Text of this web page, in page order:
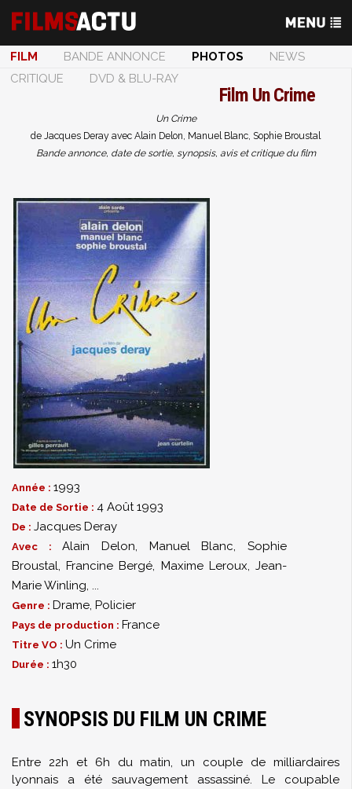
FILM BANDE ANNONCE PHOTOS
NEWS
CRITIQUE
DVD & BLU-RAY
Film Un Crime
Un Crime
de Jacques Deray avec Alain Delon, Manuel Blanc, Sophie Broustal
Bande annonce, date de sortie, synopsis, avis et critique du film
Année : 1993
Date de Sortie : 4 Août 1993
De : Jacques Deray
Avec :Alain Delon, Manuel Blanc,Sophie
Broustal,Francine Bergé, Maxime Leroux,Jean-
Marie Winling, ...
Genre : Drame, Policier
Pays de production : France
Titre VO : Un Crime
Durée : 1h30
SYNOPSIS DU FILM UN CRIME
Entre 22h et 6h du matin, un couple de milliardaires
lyonnais a été sauvagement assassiné. Le coupable